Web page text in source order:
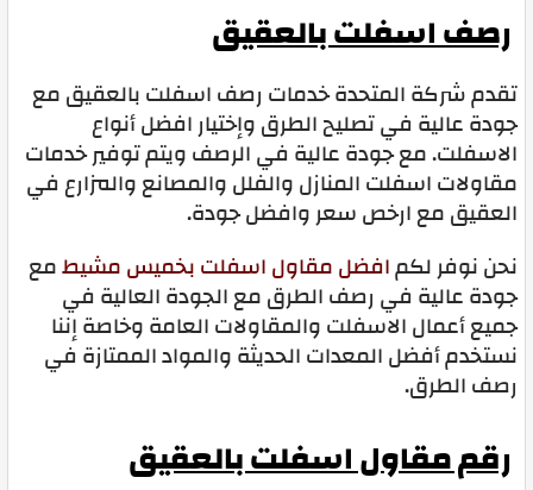
رصف اسفلت بالعقيق
تقدم شركة المتحدة خدمات رصف اسفلت بالعقيق مع
جودة عالية في تصليح الطرق وإختيار افضل أنواع
الاسفلت. مع جودة عالية في الرصف ويتم توفير خدمات
مقاولات اسفلت المنازل والفلل والمصانع والمزارع في
العقيق مع ارخص سعر وافضل جودة.
نحن نوفر لكمافضل مقاول اسفلت بخميس مشيطمع
جودة عالية في رصف الطرق مع الجودة العالية في
جميع أعمال الاسفلت والمقاولات العامة وخاصة إننا
نستخدم أفضل المعدات الحديثة والمواد الممتازة في
رصف الطرق.
رقم مقاول اسفلت بالعقيق